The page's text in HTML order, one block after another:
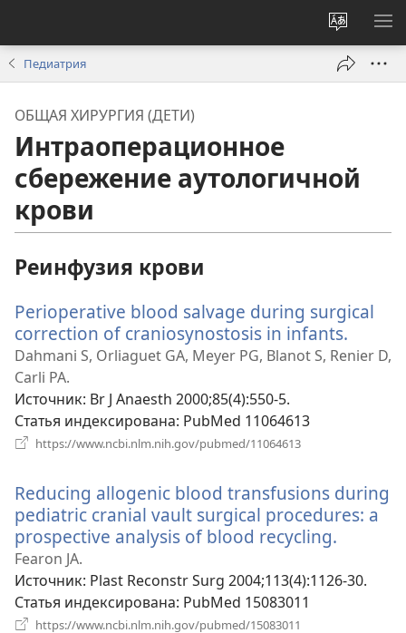
язык
сайта
Педиатрия
ОБЩАЯ ХИРУРГИЯ (ДЕТИ)
Интраоперационное
сбережение аутологичной
крови
Реинфузия крови
Perioperative blood salvage during surgical
correction of craniosynostosis in infants.
в
Dahmani S, Orliaguet GA, Meyer PG, Blanot S, Renier D,
Carli PA.
Источник‎: Br J Anaesth 2000;85(4):550-5.
Статья индексирована‎: PubMed 11064613
https://www.ncbi.nlm.nih.gov/pubmed/11064613
окне)
Reducing allogenic blood transfusions during
pediatric cranial vault surgical procedures: a
prospective analysis of blood recycling.
новом
Fearon JA.
Источник‎: Plast Reconstr Surg 2004;113(4):1126-30.
Статья индексирована‎: PubMed 15083011
https://www.ncbi.nlm.nih.gov/pubmed/15083011